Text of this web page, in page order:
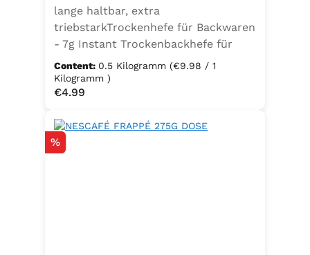
lange haltbar, extra
triebstarkTrockenhefe für Backwaren
- 7g Instant Trockenbackhefe für
500g Weizenmehl, entspricht 25g
FrischhefeZutaten: Trockenbackhefe,
Emulgator Sorbitanmonostearat
Content: 0.5 Kilogramm (€9.98 / 1
Kilogramm )
Regular price:
€4.99
Discount
%